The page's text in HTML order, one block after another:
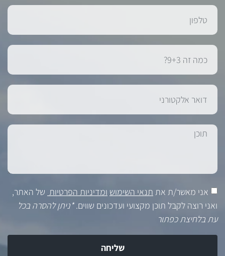
אני מאשר/ת את תנאי השימוש ומדיניות הפרטיות של האתר,
ואני רוצה לקבל תוכן מקצועי ועדכונים שווים.*ניתן להסרה בכל
עת בלחיצת כפתור
שליחה